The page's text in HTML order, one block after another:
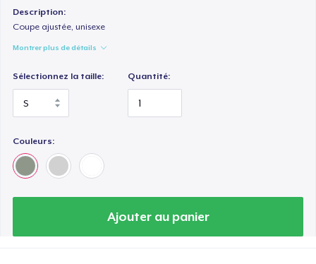
Description:
Coupe ajustée, unisexe
Montrer plus de détails
Sélectionnez la taille: Quantité:
Couleurs:
Ajouter au panier